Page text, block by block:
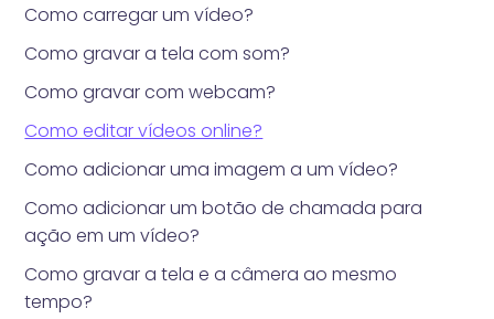
Como carregar um vídeo?
Como gravar a tela com som?
Como gravar com webcam?
Como editar vídeos online?
Como adicionar uma imagem a um vídeo?
Como adicionar um botão de chamada para
ação em um vídeo?
Como gravar a tela e a câmera ao mesmo
tempo?